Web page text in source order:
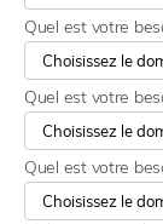
Quel est votre
Quel est votre
Quel est votre